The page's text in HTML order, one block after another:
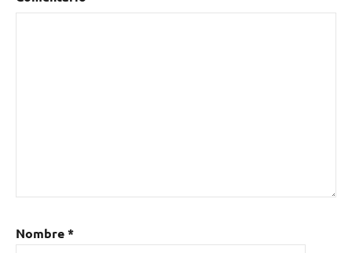
Nombre*